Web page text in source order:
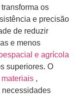
transforma os
e precisão
de reduzir
e menos
e agrícola
superiores. O
,
necessidades